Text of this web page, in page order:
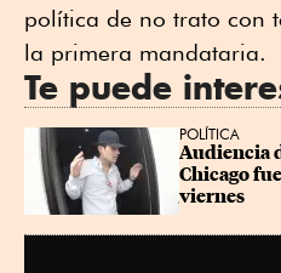
política de no trato con
la primera mandataria.
Te puede
POLÍTICA
Audiencia
Chicago
viernes